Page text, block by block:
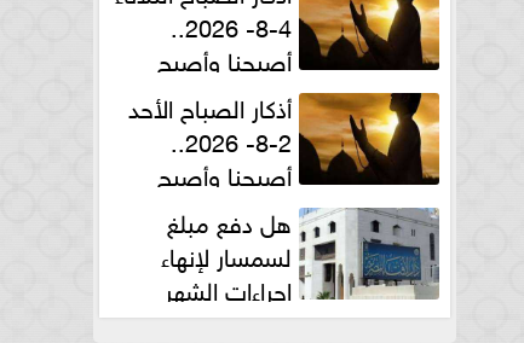
4-8- 2026..
أصبحنا وأصبح
الملك لله والحمد للهأذكار الصباح الأحد
2-8- 2026..
أصبحنا وأصبح
الملك لله والحمد للههل دفع مبلغ
لسمسار لإنهاء
إجراءات الشهر
العقارى حلال؟.. أمين الفتوى يجيب